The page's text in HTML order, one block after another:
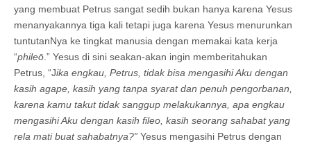
yang membuat Petrus sangat sedih bukan hanya karena Yesus
menanyakannya tiga kali tetapi juga karena Yesus menurunkan
tuntutanNya ke tingkat manusia dengan memakai kata kerja
“phileō .” Yesus di sini seakan-akan ingin memberitahukan
Petrus, “Jika engkau, Petrus, tidak bisa mengasihi Aku dengan
kasih agape, kasih yang tanpa syarat dan penuh pengorbanan,
karena kamu takut tidak sanggup melakukannya, apa engkau
mengasihi Aku dengan kasih fileo, kasih seorang sahabat yang
rela mati buat sahabatnya?” Yesus mengasihi Petrus dengan